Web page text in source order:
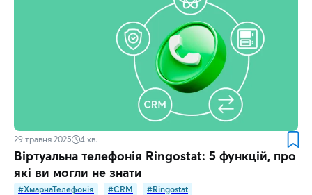
29 травня 2025 4 хв.
Віртуальна телефонія Ringostat: 5 функцій, про
які ви могли не знати
#ХмарнаТелефонія #CRM #Ringostat